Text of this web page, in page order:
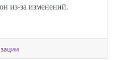
из-за изменений.